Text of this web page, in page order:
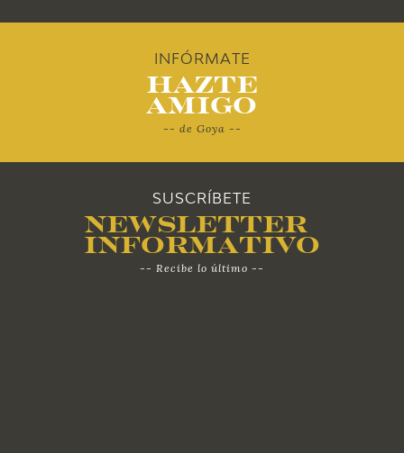
INFÓRMATE
Hazte
Amigo
-- de Goya --
SUSCRÍBETE
Newsletter
Informativo
-- Recibe lo último --